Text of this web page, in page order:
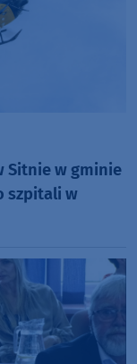
Sitnie w gminie
szpitali w